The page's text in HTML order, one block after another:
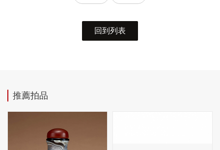
回到列表
推薦拍品